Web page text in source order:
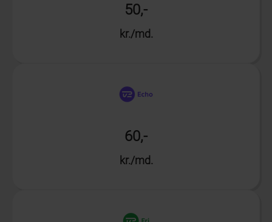
50,-
kr./md.
60,-
kr./md.